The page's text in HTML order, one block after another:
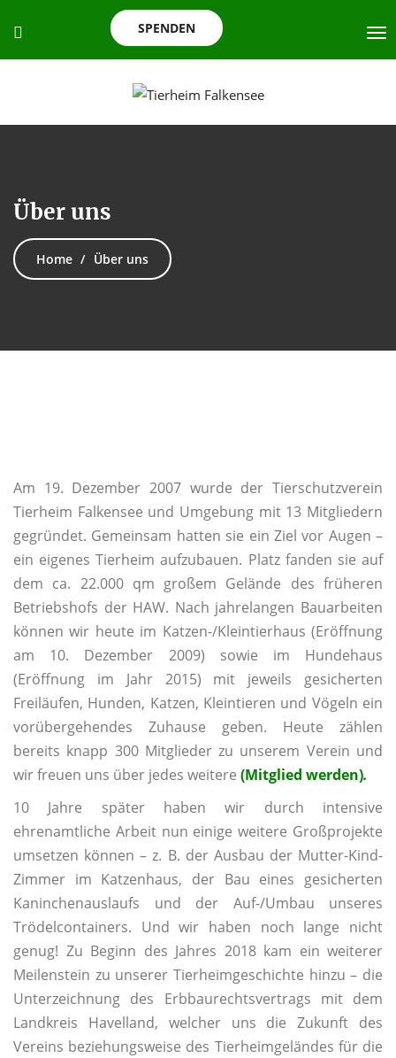
SPENDEN
Über uns
Home Über uns
Am 19. Dezember 2007 wurde der Tierschutzverein
Tierheim Falkensee und Umgebung mit 13 Mitgliedern
gegründet. Gemeinsam hatten sie ein Ziel vor Augen –
ein eigenes Tierheim aufzubauen. Platz fanden sie auf
dem ca. 22.000 qm großem Gelände des früheren
Betriebshofs der HAW. Nach jahrelangen Bauarbeiten
können wir heute im Katzen-/Kleintierhaus (Eröffnung
am 10. Dezember 2009) sowie im Hundehaus
(Eröffnung im Jahr 2015) mit jeweils gesicherten
Freiläufen, Hunden, Katzen, Kleintieren und Vögeln ein
vorübergehendes Zuhause geben. Heute zählen
bereits knapp 300 Mitglieder zu unserem Verein und
wir freuen uns über jedes weitere (Mitglied werden).
10 Jahre später haben wir durch intensive
ehrenamtliche Arbeit nun einige weitere Großprojekte
umsetzen können – z. B. der Ausbau der Mutter-Kind-
Zimmer im Katzenhaus, der Bau eines gesicherten
Kaninchenauslaufs und der Auf-/Umbau unseres
Trödelcontainers. Und wir haben noch lange nicht
genug! Zu Beginn des Jahres 2018 kam ein weiterer
Meilenstein zu unserer Tierheimgeschichte hinzu – die
Unterzeichnung des Erbbaurechtsvertrags mit dem
Landkreis Havelland, welcher uns die Zukunft des
Vereins beziehungsweise des Tierheimgeländes für die